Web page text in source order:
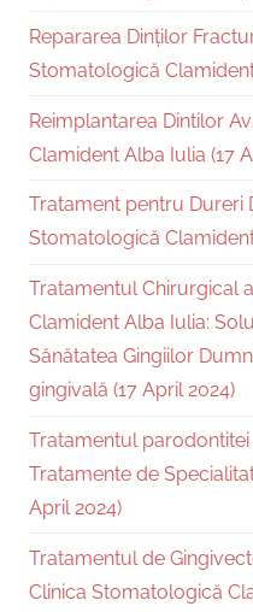
Repararea Dinților
Stomatologică
Reimplantarea Dintilor
Clamident Alba Iulia (17
Tratament pentru Dureri
Stomatologică
Tratamentul Chirurgical
Clamident Alba Iulia:
Sănătatea Gingiilor
gingivală (17 April 2024)
Tratamentul
Tratamente de
April 2024)
Tratamentul de
Clinica Stomatologică